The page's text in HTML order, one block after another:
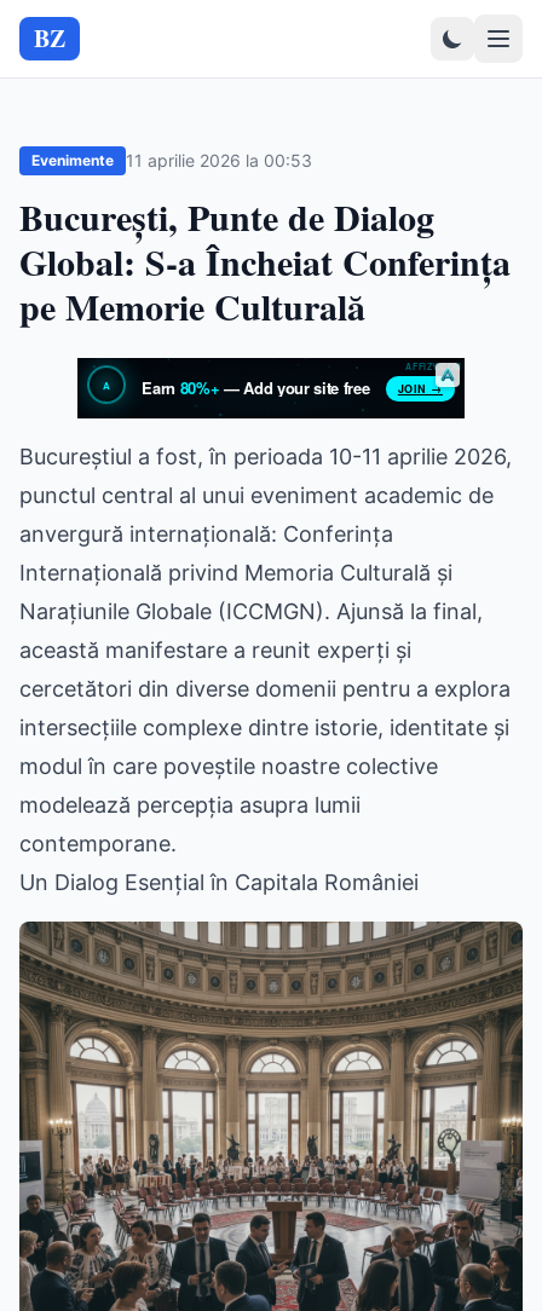
BZ
Evenimente 11 aprilie 2026 la 00:53
București, Punte de Dialog
Global: S-a Încheiat Conferința
pe Memorie Culturală
Bucureștiul a fost, în perioada 10-11 aprilie 2026,
punctul central al unui eveniment academic de
anvergură internațională: Conferința
Internațională privind Memoria Culturală și
Narațiunile Globale (ICCMGN). Ajunsă la final,
această manifestare a reunit experți și
cercetători din diverse domenii pentru a explora
intersecțiile complexe dintre istorie, identitate și
modul în care poveștile noastre colective
modelează percepția asupra lumii
contemporane.
Un Dialog Esențial în Capitala României